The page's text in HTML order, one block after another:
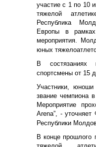
участие с 1 по 10
тяжелой
Республика
Европы в рамках
мероприятия.
юных
В состязаниях
спортсмены от 15
Участники,
звание чемпиона в
Мероприятие
Arena”, -
Республики
В конце прошлого